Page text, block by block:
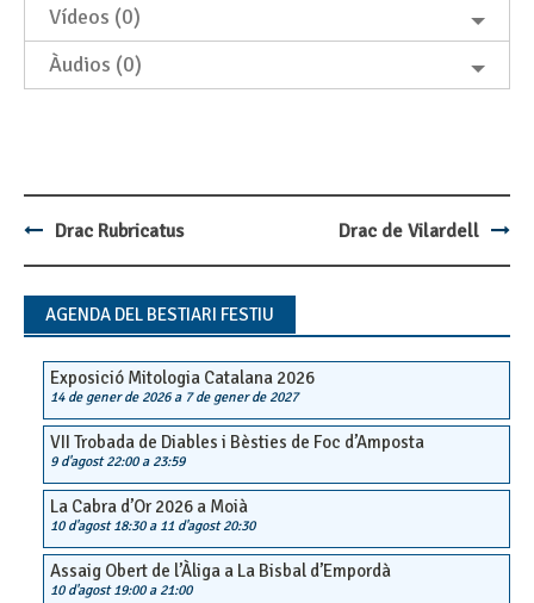
Vídeos (0)
Àudios (0)
Post
navigation
Drac Rubricatus Drac de Vilardell
AGENDA DEL BESTIARI FESTIU
Exposició Mitologia Catalana 2026
14 de gener de 2026a 7 de gener de 2027
VII Trobada de Diables i Bèsties de Foc d’Amposta
9 d'agost 22:00a 23:59
La Cabra d’Or 2026 a Moià
10 d'agost 18:30a 11 d'agost 20:30
Assaig Obert de l’Àliga a La Bisbal d’Empordà
10 d'agost 19:00a 21:00